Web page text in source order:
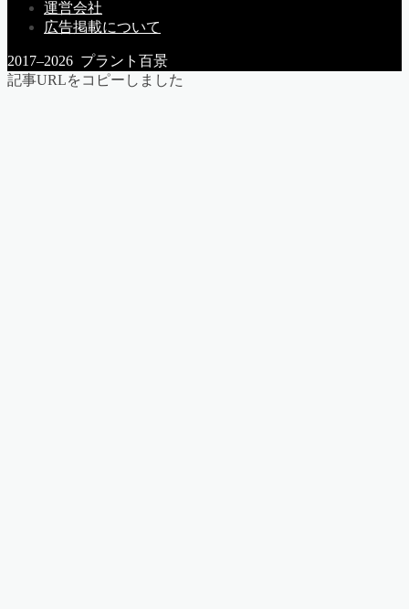
運営会社
広告掲載について
2017–2026 プラント百景
記事URLをコピーしました